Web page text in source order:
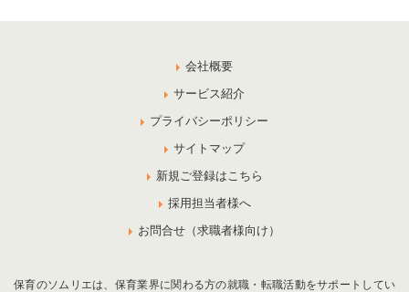
会社概要
サービス紹介
プライバシーポリシー
サイトマップ
新規ご登録はこちら
採用担当者様へ
お問合せ（求職者様向け）
保育のソムリエは、保育業界に関わる方の就職・転職活動をサポートしてい